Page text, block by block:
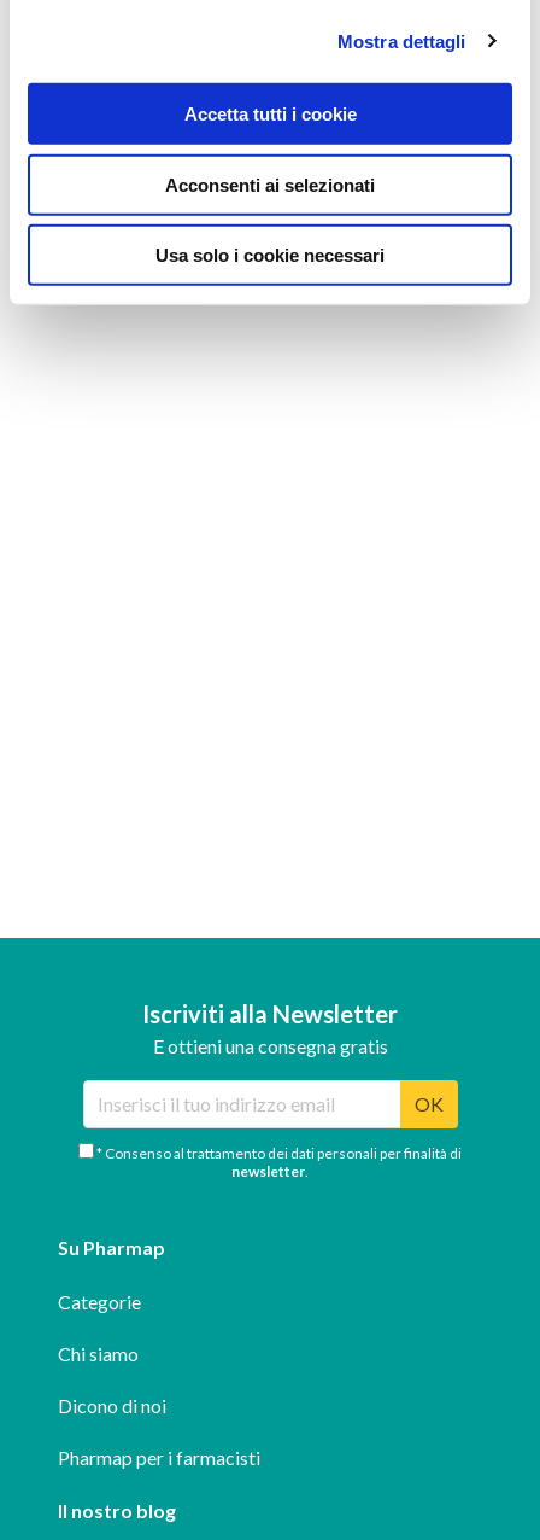
Mostra dettagli
Accetta tutti i cookie
Acconsenti ai selezionati
Usa solo i cookie necessari
Iscriviti alla Newsletter
E ottieni una consegna gratis
OK
* Consenso al trattamento dei dati personali per finalità di
newsletter
Su Pharmap
Categorie
Chi siamo
Dicono di noi
Pharmap per i farmacisti
Il nostro blog